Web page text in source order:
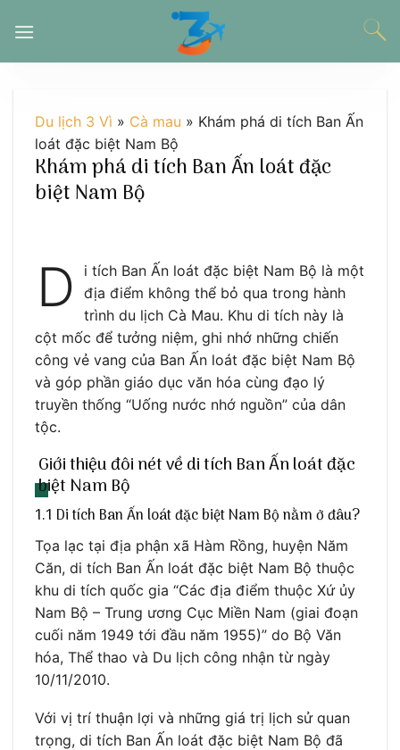
đến
Du lịch 3 Vì » Cà mau » Khám phá di tích Ban Ấn
loát đặc biệt Nam Bộ
Khám phá di tích Ban Ấn loát đặc
biệt Nam Bộ
D
i tích Ban Ấn loát đặc biệt Nam Bộ là một
địa điểm không thể bỏ qua trong hành
trình du lịch Cà Mau. Khu di tích này là
cột mốc để tưởng niệm, ghi nhớ những chiến
công vẻ vang của Ban Ấn loát đặc biệt Nam Bộ
và góp phần giáo dục văn hóa cùng đạo lý
truyền thống “Uống nước nhớ nguồn” của dân
tộc.
Giới thiệu đôi nét về di tích Ban Ấn loát đặc
biệt Nam Bộ
1.1 Di tích Ban Ấn loát đặc biệt Nam Bộ nằm ở đâu?
Tọa lạc tại địa phận xã Hàm Rồng, huyện Năm
Căn, di tích Ban Ấn loát đặc biệt Nam Bộ thuộc
khu di tích quốc gia “Các địa điểm thuộc Xứ ủy
Nam Bộ – Trung ương Cục Miền Nam (giai đoạn
cuối năm 1949 tới đầu năm 1955)” do Bộ Văn
hóa, Thể thao và Du lịch công nhận từ ngày
10/11/2010.
Với vị trí thuận lợi và những giá trị lịch sử quan
trọng, di tích Ban Ấn loát đặc biệt Nam Bộ đã